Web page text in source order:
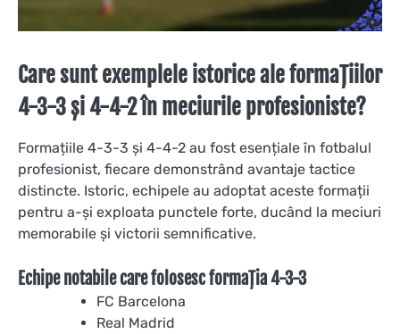
Care sunt exemplele istorice ale formațiilor
4-3-3 și 4-4-2 în meciurile profesioniste?
Formațiile 4-3-3 și 4-4-2 au fost esențiale în fotbalul
profesionist, fiecare demonstrând avantaje tactice
distincte. Istoric, echipele au adoptat aceste formații
pentru a-și exploata punctele forte, ducând la meciuri
memorabile și victorii semnificative.
Echipe notabile care folosesc formația 4-3-3
FC Barcelona
Real Madrid